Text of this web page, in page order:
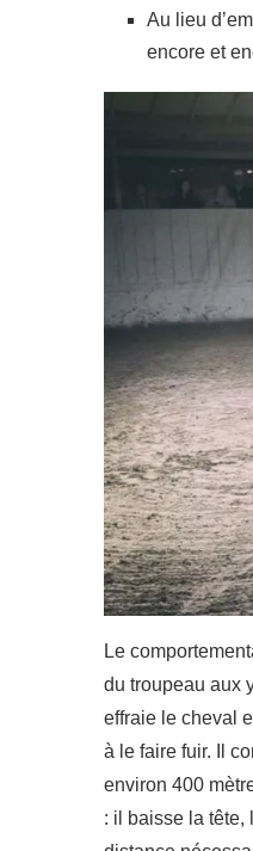
Au lieu
encore et
Le
du troupeau aux
effraie le cheval
à le faire fuir. Il
environ 400
: il baisse la tête,